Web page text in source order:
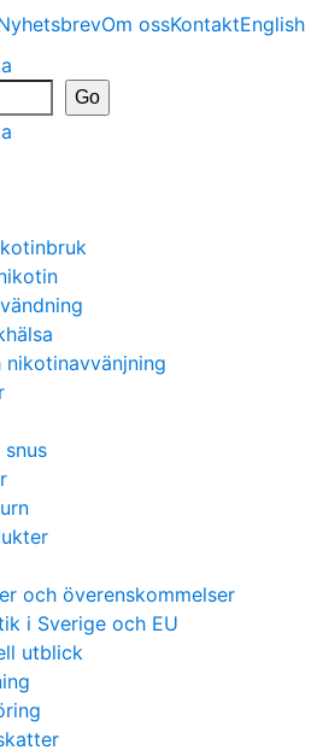
Om ossKontaktEnglish
nikotinavvänjning
och överenskommelser
i Sverige och EU
utblick